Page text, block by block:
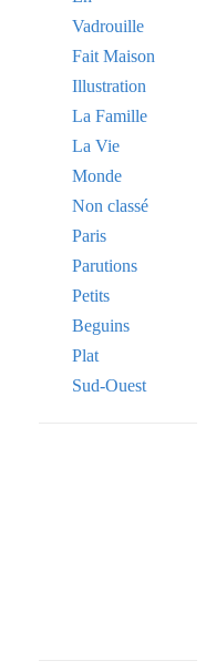
Vadrouille
Fait Maison
Illustration
La Famille
La Vie
Monde
Non classé
Paris
Parutions
Petits
Beguins
Plat
Sud-Ouest